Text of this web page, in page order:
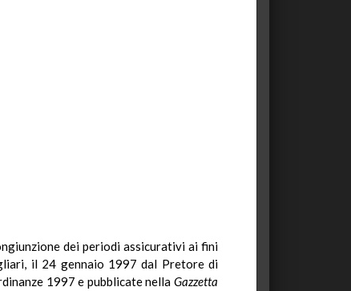
dei periodi assicurativi ai fini
il 24 gennaio 1997 dal Pretore di
1997 e pubblicate nellaGazzetta